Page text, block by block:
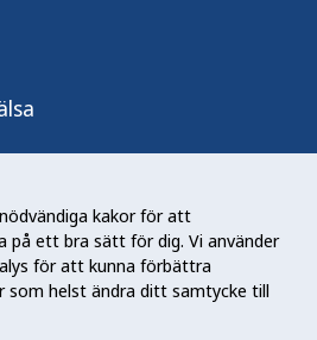
kakor för att
på ett bra sätt för dig. Vi använder
för att kunna förbättra
som helst ändra ditt samtycke till
(Fohm) är en nationell
som arbetar för en bättre
genom att